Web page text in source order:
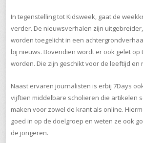
In tegenstelling tot Kidsweek, gaat de
verder. De nieuwsverhalen zijn
worden toegelicht in een
bij nieuws. Bovendien wordt er ook gelet op
worden. Die zijn geschikt voor de leeftijd en
Naast ervaren journalisten is erbij 7Days
vijftien middelbare scholieren die artikelen
maken voor zowel de krant als online.
goed in op de doelgroep en weten ze ook
de jongeren.